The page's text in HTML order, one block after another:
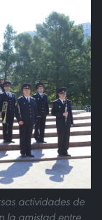
actividades de
la amistad entre